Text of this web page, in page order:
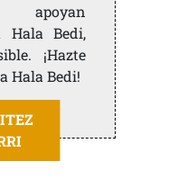
Hala Bedi,
¡Hazte
Hala Bedi!